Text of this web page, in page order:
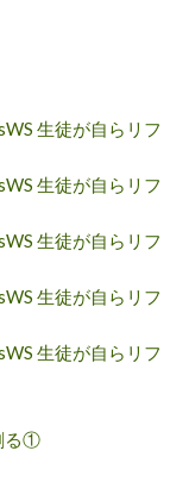
生徒が自らリフ
生徒が自らリフ
生徒が自らリフ
生徒が自らリフ
生徒が自らリフ
る①